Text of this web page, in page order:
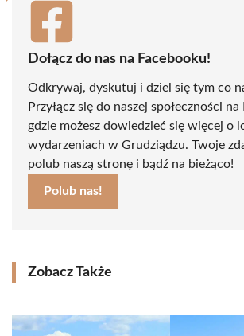
Dołącz do nas na Facebooku!
Odkrywaj, dyskutuj i dziel się tym co
Przyłącz się do naszej społeczności
gdzie możesz dowiedzieć się więcej o
wydarzeniach w Grudziądzu. Twoje
polub naszą stronę i bądź na bieżąco!
Polub nas!
Zobacz Także